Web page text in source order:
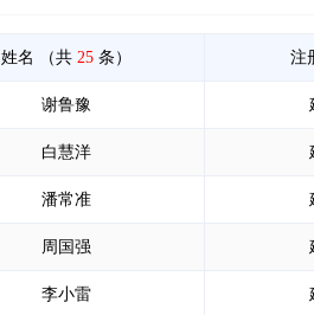
姓名 （共 25条） 注
谢鲁豫
白慧洋
潘常准
周国强
李小雷